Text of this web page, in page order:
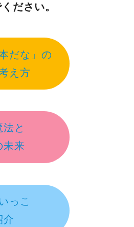
ださい。
だな」の
え方
と
未来
っこ
介